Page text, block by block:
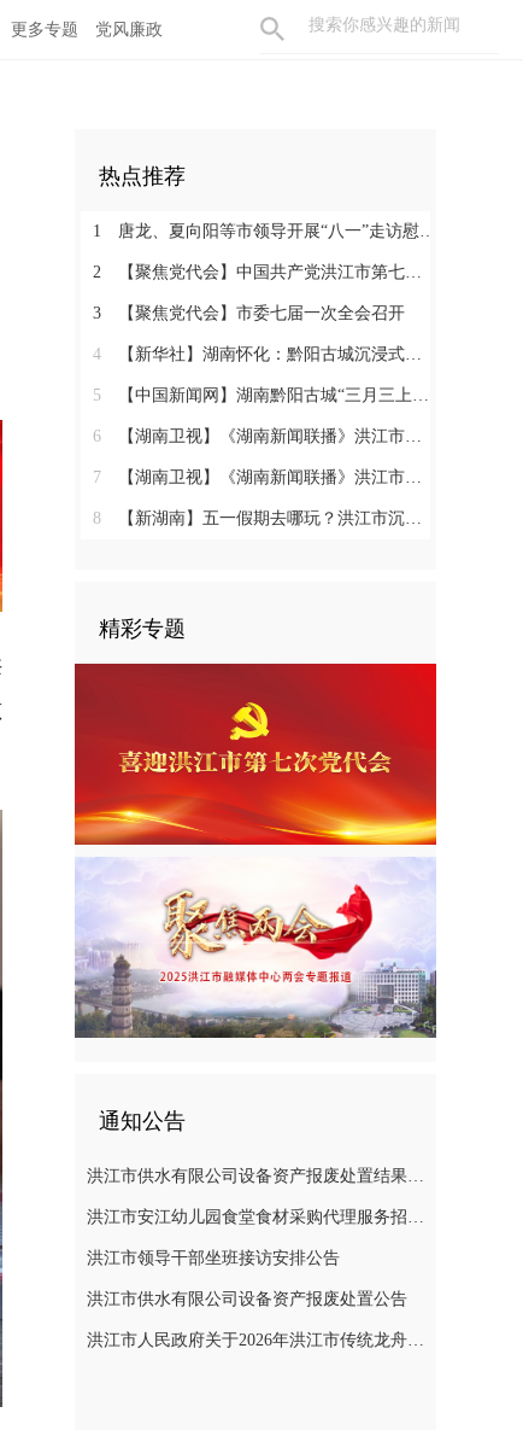
更多专题 党风廉政
热点推荐
1 唐龙、夏向阳等市领导开展“八一”走访慰问活动
2 【聚焦党代会】中国共产党洪江市第七次代表大会胜利闭幕
3 【聚焦党代会】市委七届一次全会召开
4 【新华社】湖南怀化：黔阳古城沉浸式玩法热度攀升
5 【中国新闻网】湖南黔阳古城“三月三上巳节”演绎千年文化盛宴
6 【湖南卫视】《湖南新闻联播》洪江市：相约三月三 体验地道民俗
7 【湖南卫视】《湖南新闻联播》洪江市：相约三月三 体验地道民俗
8 【新湖南】五一假期去哪玩？洪江市沉浸式西游、趣味农耕、青春汇演……5天不重样
精彩专题
通知公告
洪江市供水有限公司设备资产报废处置结果公示
洪江市安江幼儿园食堂食材采购代理服务招标遴选公告
洪江市领导干部坐班接访安排公告
洪江市供水有限公司设备资产报废处置公告
洪江市人民政府关于2026年洪江市传统龙舟赛活动期间临时管制无人机等“低慢小”航空器的通告